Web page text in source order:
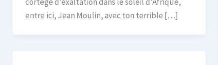
entre ici, Jean Moulin, avec ton terrible […]